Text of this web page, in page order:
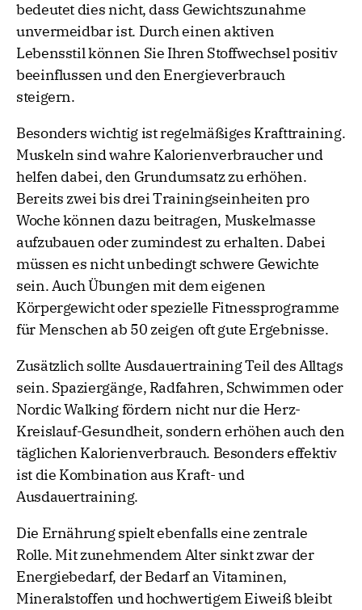
bedeutet dies nicht, dass Gewichtszunahme
unvermeidbar ist. Durch einen aktiven
Lebensstil können Sie Ihren Stoffwechsel positiv
beeinflussen und den Energieverbrauch
steigern.
Besonders wichtig ist regelmäßiges Krafttraining.
Muskeln sind wahre Kalorienverbraucher und
helfen dabei, den Grundumsatz zu erhöhen.
Bereits zwei bis drei Trainingseinheiten pro
Woche können dazu beitragen, Muskelmasse
aufzubauen oder zumindest zu erhalten. Dabei
müssen es nicht unbedingt schwere Gewichte
sein. Auch Übungen mit dem eigenen
Körpergewicht oder spezielle Fitnessprogramme
für Menschen ab 50 zeigen oft gute Ergebnisse.
Zusätzlich sollte Ausdauertraining Teil des Alltags
sein. Spaziergänge, Radfahren, Schwimmen oder
Nordic Walking fördern nicht nur die Herz-
Kreislauf-Gesundheit, sondern erhöhen auch den
täglichen Kalorienverbrauch. Besonders effektiv
ist die Kombination aus Kraft- und
Ausdauertraining.
Die Ernährung spielt ebenfalls eine zentrale
Rolle. Mit zunehmendem Alter sinkt zwar der
Energiebedarf, der Bedarf an Vitaminen,
Mineralstoffen und hochwertigem Eiweiß bleibt